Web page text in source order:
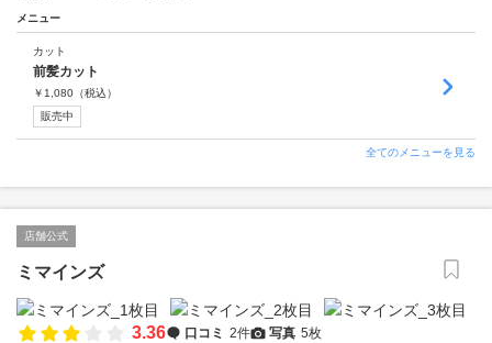
メニュー
カット
前髪カット
￥ 1,080 （税込）
販売中
全てのメニューを見る
店舗公式
ミマインズ
3.36 口コミ 2件 写真 5枚